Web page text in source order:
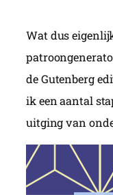
Wat dus
de Gutenberg
ik een aantal
uitging van